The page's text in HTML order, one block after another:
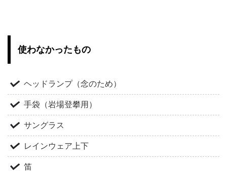
使わなかったもの
ヘッドランプ（念のため）
手袋（岩場登攀用）
サングラス
レインウェア上下
笛